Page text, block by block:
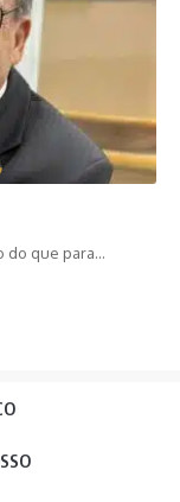
do que para…